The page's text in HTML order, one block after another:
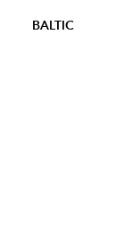
BALTIC